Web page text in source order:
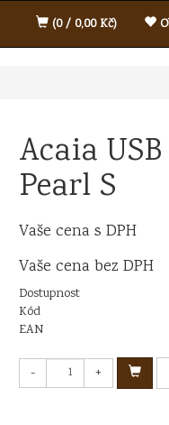
(0 / 0,00 Kč)
Acaia
Pearl S
Vaše cena s DPH
Vaše cena bez DPH
Dostupnost
Kód
EAN
- +